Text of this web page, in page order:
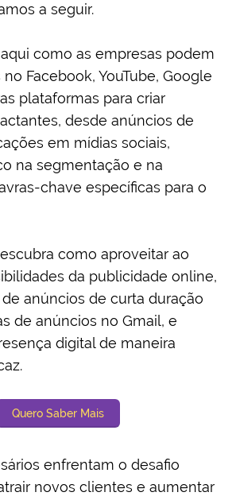
a seguir.
como as empresas podem
Facebook, YouTube, Google
plataformas para criar
desde anúncios de
em mídias sociais,
na segmentação e na
chave específicas para o
como aproveitar ao
da publicidade online,
anúncios de curta duração
de anúncios no Gmail, e
digital de maneira
Quero Saber Mais
enfrentam o desafio
novos clientes e aumentar